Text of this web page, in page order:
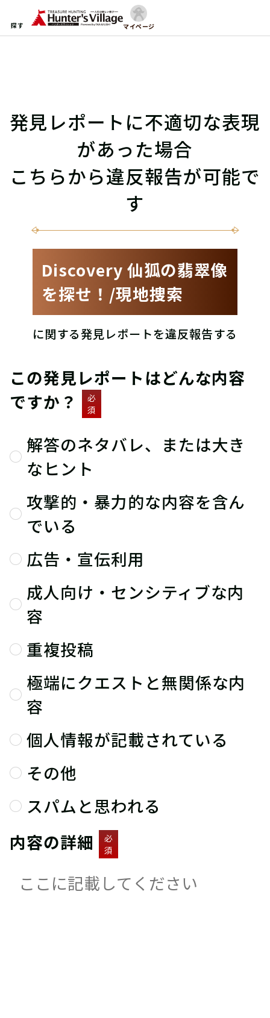
探す マイページ
発見レポートに不適切な表現
があった場合
こちらから違反報告が可能で
す
Discovery 仙狐の翡翠像
を探せ！/現地捜索
に関する発見レポートを違反報告する
この発見レポートはどんな内容
ですか？
必
須
解答のネタバレ、または大き
なヒント
攻撃的・暴力的な内容を含ん
でいる
広告・宣伝利用
成人向け・センシティブな内
容
重複投稿
極端にクエストと無関係な内
容
個人情報が記載されている
その他
スパムと思われる
内容の詳細
必
須